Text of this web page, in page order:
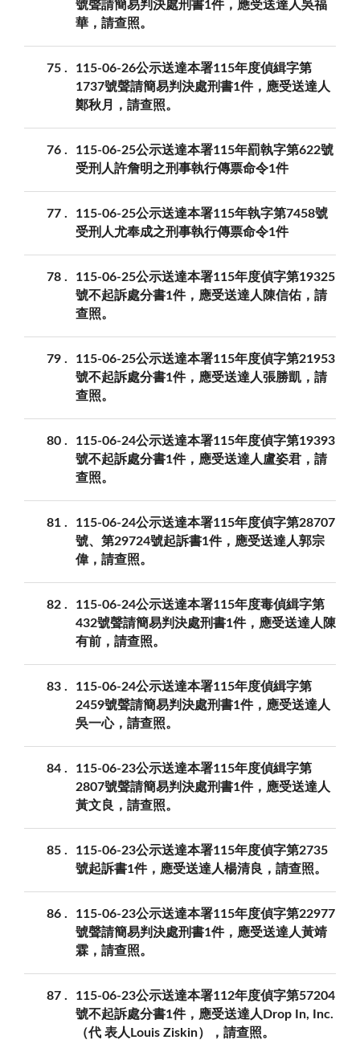
號聲請簡易判決處刑書1件，應受送達人吳福
華，請查照。
75
115-06-26公示送達本署115年度偵緝字第
1737號聲請簡易判決處刑書1件，應受送達人
鄭秋月，請查照。
76
115-06-25公示送達本署115年罰執字第622號
受刑人許詹明之刑事執行傳票命令1件
77
115-06-25公示送達本署115年執字第7458號
受刑人尤奉成之刑事執行傳票命令1件
78
115-06-25公示送達本署115年度偵字第19325
號不起訴處分書1件，應受送達人陳信佑，請
查照。
79
115-06-25公示送達本署115年度偵字第21953
號不起訴處分書1件，應受送達人張勝凱，請
查照。
80
115-06-24公示送達本署115年度偵字第19393
號不起訴處分書1件，應受送達人盧姿君，請
查照。
81
115-06-24公示送達本署115年度偵字第28707
號、第29724號起訴書1件，應受送達人郭宗
偉，請查照。
82
115-06-24公示送達本署115年度毒偵緝字第
432號聲請簡易判決處刑書1件，應受送達人陳
有前，請查照。
83
115-06-24公示送達本署115年度偵緝字第
2459號聲請簡易判決處刑書1件，應受送達人
吳一心，請查照。
84
115-06-23公示送達本署115年度偵緝字第
2807號聲請簡易判決處刑書1件，應受送達人
黃文良，請查照。
85
115-06-23公示送達本署115年度偵字第2735
號起訴書1件，應受送達人楊清良，請查照。
86
115-06-23公示送達本署115年度偵字第22977
號聲請簡易判決處刑書1件，應受送達人黃靖
霖，請查照。
87
115-06-23公示送達本署112年度偵字第57204
號不起訴處分書1件，應受送達人Drop In, Inc.
（代 表人Louis Ziskin），請查照。